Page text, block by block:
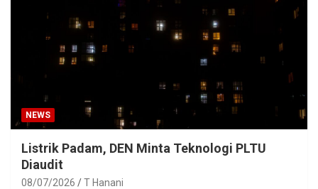
NEWS
Listrik Padam, DEN Minta Teknologi PLTU
Diaudit
08/07/2026 T Hanani